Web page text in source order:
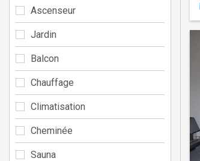
Ascenseur
Jardin
Balcon
Chauffage
Climatisation
Cheminée
Sauna